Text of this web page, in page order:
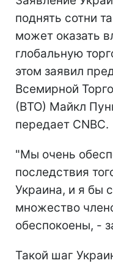
поднять сотни
может оказать
глобальную
этом заявил
Всемирной
(ВТО) Майкл
передает CNBC.
"Мы очень
последствия
Украина, и я бы
множество
обеспокоены, -
Такой шаг